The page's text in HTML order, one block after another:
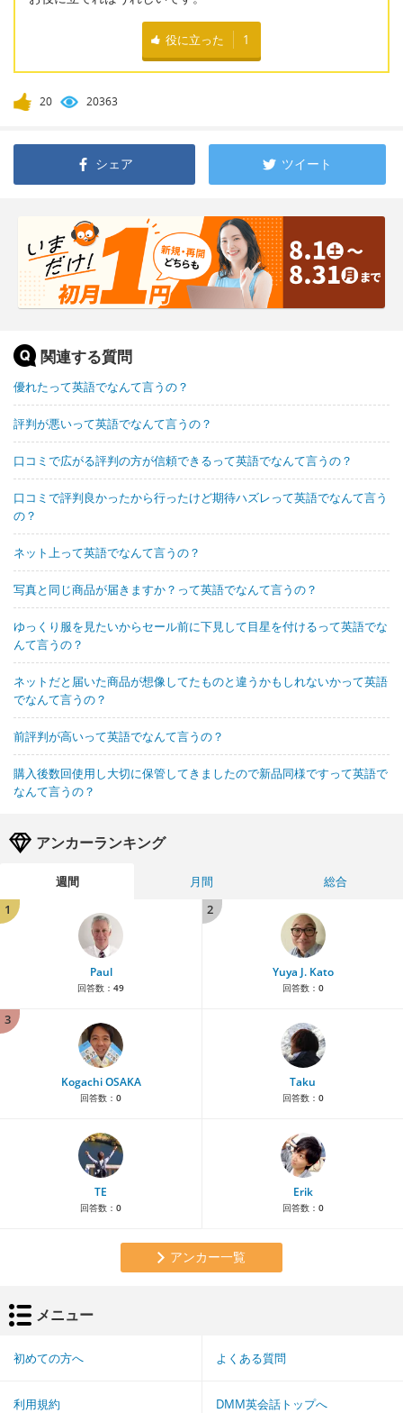
役に立った 1
20 20363
シェア ツイート
関連する質問
優れたって英語でなんて言うの？
評判が悪いって英語でなんて言うの？
口コミで広がる評判の方が信頼できるって英語でなんて言うの？
口コミで評判良かったから行ったけど期待ハズレって英語でなんて言う
の？
ネット上って英語でなんて言うの？
写真と同じ商品が届きますか？って英語でなんて言うの？
ゆっくり服を見たいからセール前に下見して目星を付けるって英語でな
んて言うの？
ネットだと届いた商品が想像してたものと違うかもしれないかって英語
でなんて言うの？
前評判が高いって英語でなんて言うの？
購入後数回使用し大切に保管してきましたので新品同様ですって英語で
なんて言うの？
アンカーランキング
週間 月間
総合
1
Paul
回答数： 49
2
Yuya J. Kato
回答数： 0
3
Kogachi OSAKA
回答数： 0
Taku
回答数： 0
TE
回答数： 0
Erik
回答数： 0
アンカー一覧
メニュー
初めての方へ よくある質問
利用規約 DMM英会話トップへ